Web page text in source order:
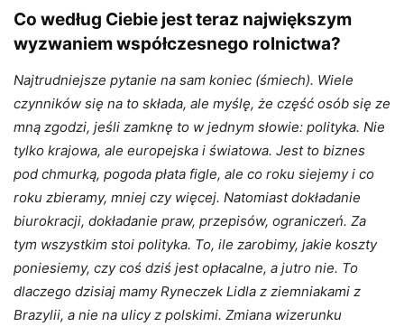
Co według Ciebie jest teraz największym
wyzwaniem współczesnego rolnictwa?
Najtrudniejsze pytanie na sam koniec (śmiech). Wiele
czynników się na to składa, ale myślę, że część osób się ze
mną zgodzi, jeśli zamknę to w jednym słowie: polityka. Nie
tylko krajowa, ale europejska i światowa. Jest to biznes
pod chmurką, pogoda płata figle, ale co roku siejemy i co
roku zbieramy, mniej czy więcej. Natomiast dokładanie
biurokracji, dokładanie praw, przepisów, ograniczeń. Za
tym wszystkim stoi polityka. To, ile zarobimy, jakie koszty
poniesiemy, czy coś dziś jest opłacalne, a jutro nie. To
dlaczego dzisiaj mamy Ryneczek Lidla z ziemniakami z
Brazylii, a nie na ulicy z polskimi. Zmiana wizerunku